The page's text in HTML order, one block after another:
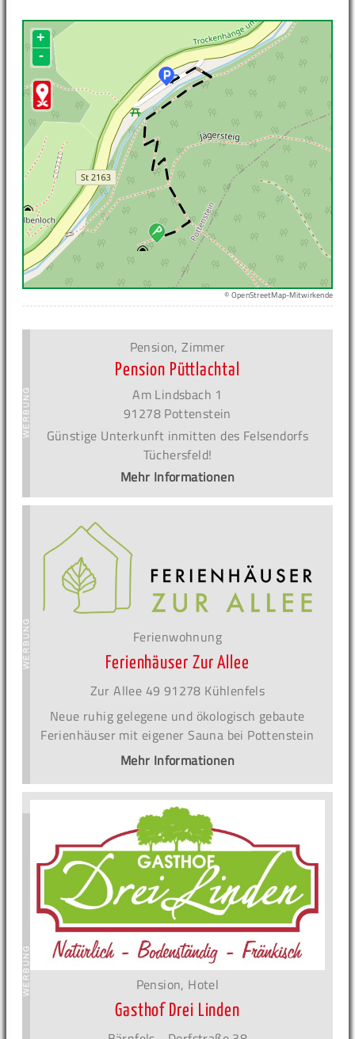
+
-
© OpenStreetMap-Mitwirkende
Pension, Zimmer
Pension Püttlachtal
Am Lindsbach 1
91278 Pottenstein
Günstige Unterkunft inmitten des Felsendorfs
Tüchersfeld!
Mehr Informationen
Ferienwohnung
Ferienhäuser Zur Allee
Zur Allee 49 91278 Kühlenfels
Neue ruhig gelegene und ökologisch gebaute
Ferienhäuser mit eigener Sauna bei Pottenstein
Mehr Informationen
Pension, Hotel
Gasthof Drei Linden